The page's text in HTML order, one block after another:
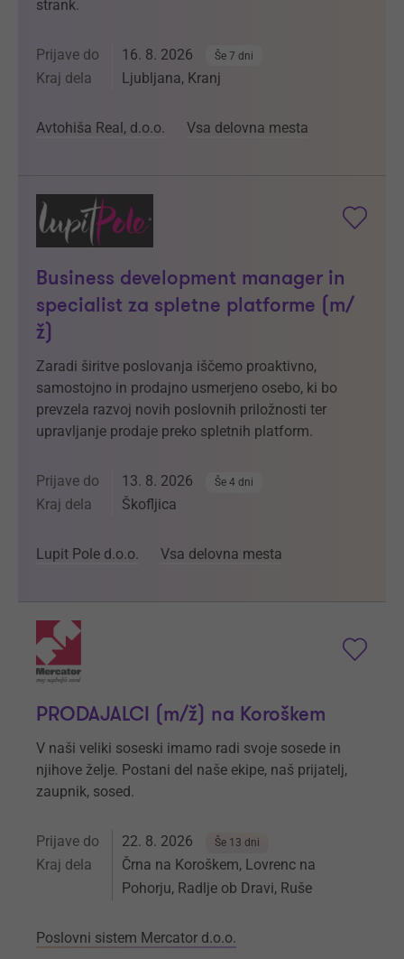
strank.
Prijave do 16. 8. 2026 Še 7 dni
Kraj dela Ljubljana, Kranj
Avtohiša Real, d.o.o. Vsa delovna mesta
Business development manager in
specialist za spletne platforme (m/
ž)
Zaradi širitve poslovanja iščemo proaktivno,
samostojno in prodajno usmerjeno osebo, ki bo
prevzela razvoj novih poslovnih priložnosti ter
upravljanje prodaje preko spletnih platform.
Prijave do 13. 8. 2026 Še 4 dni
Kraj dela Škofljica
Lupit Pole d.o.o. Vsa delovna mesta
PRODAJALCI (m/ž) na Koroškem
V naši veliki soseski imamo radi svoje sosede in
njihove želje. Postani del naše ekipe, naš prijatelj,
zaupnik, sosed.
Prijave do 22. 8. 2026 Še 13 dni
Kraj dela
Črna na Koroškem, Lovrenc na
Pohorju, Radlje ob Dravi, Ruše
Poslovni sistem Mercator d.o.o.